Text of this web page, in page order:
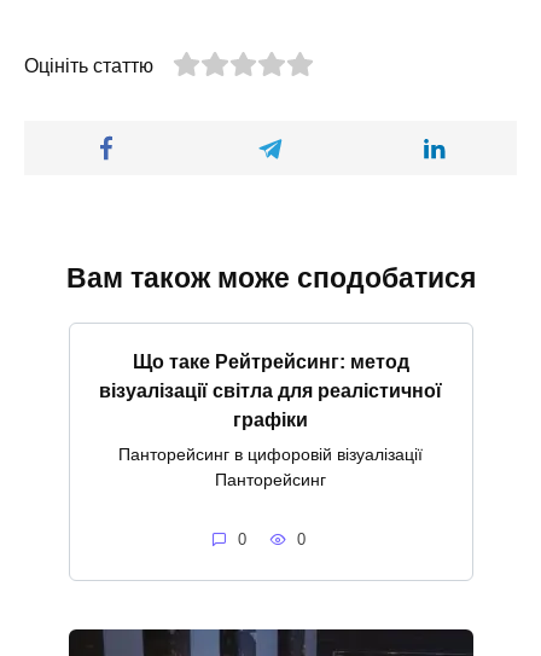
Оцініть статтю
Вам також може сподобатися
Що таке Рейтрейсинг: метод
візуалізації світла для реалістичної
графіки
Панторейсинг в цифоровій візуалізації
Панторейсинг
0 0